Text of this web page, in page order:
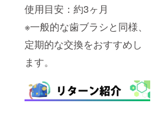
使用目安：約3ヶ月
※一般的な歯ブラシと同様、
定期的な交換をおすすめし
ます。